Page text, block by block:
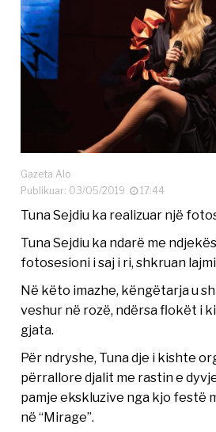
Gazeta Alo
Publikuar: 03/05/2019
17:44
Tuna Sejdiu ka realizuar një
Tuna Sejdiu ka ndarë me
fotosesioni i saj i ri, shkruan
Në këto imazhe, këngëtarja u
veshur në rozë, ndërsa flokët i
gjata.
Për ndryshe, Tuna dje i kishte
përrallore djalit me rastin e
pamje ekskluzive nga kjo festë
në “Mirage”.